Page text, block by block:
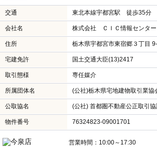
交通 東北本線宇都宮駅 徒歩35分
会社名 株式会社 ＣＩＣ情報センター
住所 栃木県宇都宮市東宿郷３丁目
宅建免許 国土交通大臣(13)2417
取引態様 専任媒介
所属団体名 (公社)栃木県宅地建物取引業協
公取協名 (公社) 首都圏不動産公正取引
物件番号 76324823-09001701
営業時間：10:00～17:30